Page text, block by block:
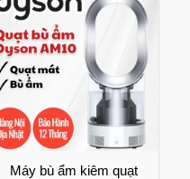
Máy bù ẩm kiêm quạt